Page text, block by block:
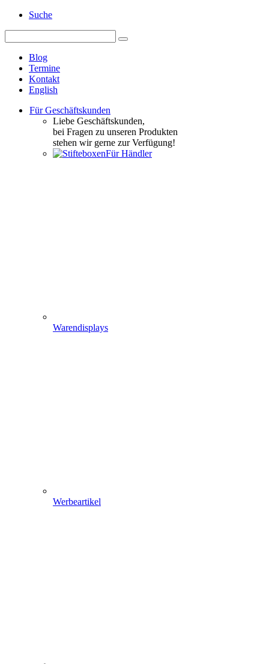
Suche
Blog
Termine
Kontakt
English
Für Geschäftskunden
Liebe Geschäftskunden,
bei Fragen zu unseren Produkten
stehen wir gerne zur Verfügung!
Für Händler
Warendisplays
Werbeartikel